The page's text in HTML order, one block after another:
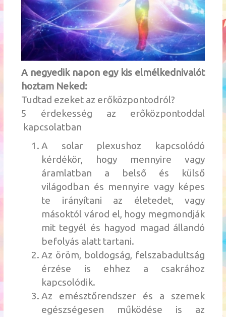
A negyedik napon egy kis elmélkednivalót
hoztam Neked:
Tudtad ezeket az erőközpontodról?
5 érdekesség az erőközpontoddal
kapcsolatban
A solar plexushoz kapcsolódó
kérdékör, hogy mennyire vagy
áramlatban a belső és külső
világodban és mennyire vagy képes
te irányítani az életedet, vagy
másoktól várod el, hogy megmondják
mit tegyél és hagyod magad állandó
befolyás alatt tartani.
Az öröm, boldogság, felszabadultság
érzése is ehhez a csakrához
kapcsolódik.
Az emésztőrendszer és a szemek
egészségesen működése is az